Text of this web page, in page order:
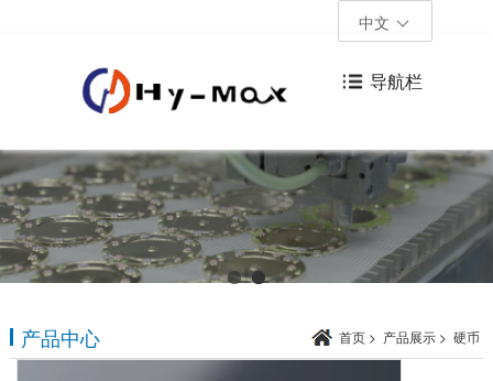
中文
导航栏
产品中心 首页 > 产品展示 > 硬币